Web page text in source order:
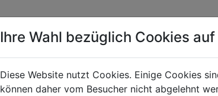
Ihre Wahl bezüglich Cookies
Diese Website nutzt Cookies. Einige Cookies
können daher vom Besucher nicht abgelehnt